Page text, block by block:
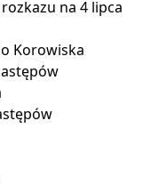
na 4 lipca
Korowiska